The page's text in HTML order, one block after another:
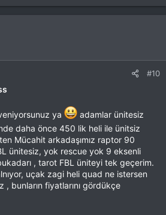
#10
ya
adamlar ünitesiz
daha önce 450 lik heli ile ünitsiz
Mücahit arkadaşımız raptor 90
ünitesiz, yok rescue yok 9 eksenli
, tarot FBL üniteyi tek geçerim.
uçak zagi heli quad ne istersen
bunların fiyatlarını gördükçe